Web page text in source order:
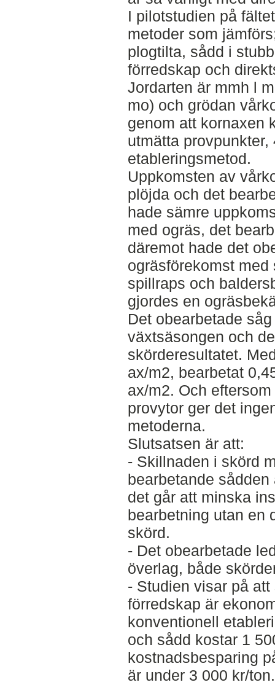
I pilotstudien på
metoder som
plogtilta, sådd i
förredskap och
Jordarten är mmh l
mo) och grödan
genom att kornaxen
utmätta provpunkter,
etableringsmetod.
Uppkomsten av
plöjda och det
hade sämre
med ogräs, det
däremot hade det
ogräsförekomst
spillraps och
gjordes en
Det obearbetade
växtsäsongen och
skörderesultatet.
ax/m2, bearbetat
ax/m2. Och
provytor ger det
metoderna.
Slutsatsen är att:
- Skillnaden i skörd
bearbetande
det går att minska
bearbetning utan en
skörd.
- Det obearbetade
överlag, både
- Studien visar på
förredskap är
konventionell
och sådd kostar 1
kostnadsbesparing
är under 3 000 kr/ton.